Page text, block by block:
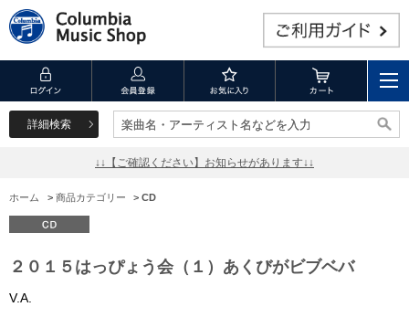
詳細検索 楽曲名・アーティスト名などを入力
楽曲名・アーティスト名などを入力
↓↓【ご確認ください】お知らせがあります↓↓
ホーム > 商品カテゴリー > CD
２０１５はっぴょう会（１）あくびがビブベバ
V.A.